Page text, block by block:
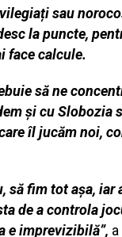
sau
la puncte,
face calcule.
să ne
și cu Slobozia
îl jucăm noi,
să fim tot așa,
de a controla
e imprevizibilă”,